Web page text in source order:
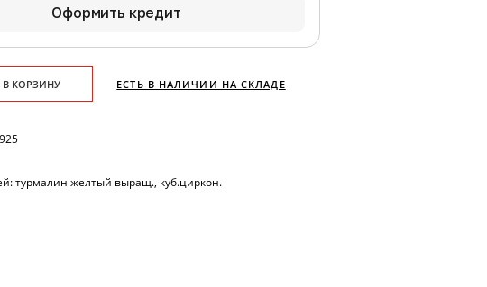
Оформить кредит
КОРЗИНУ ЕСТЬ В НАЛИЧИИ НА СКЛАДЕ
турмалин желтый выращ., куб.циркон.